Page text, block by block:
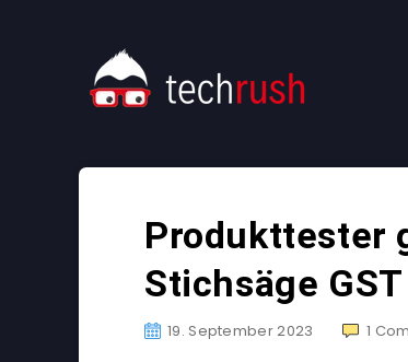
Produkttester
Stichsäge
19. September 2023 1